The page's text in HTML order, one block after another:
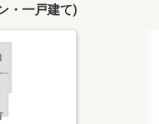
・一戸建て)